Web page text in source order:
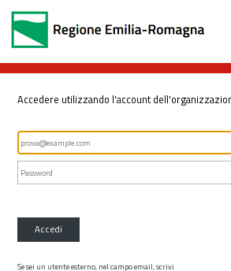
Accedere utilizzando l'account
Accedi
Se sei un utente esterno, nel campo email, scrivi